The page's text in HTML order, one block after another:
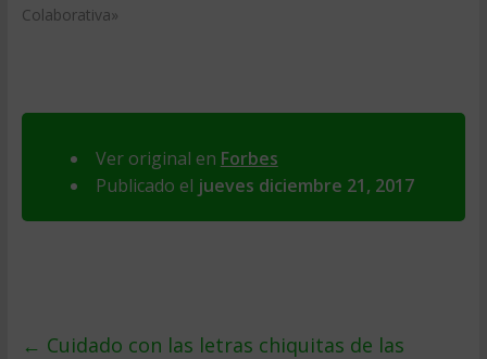
Colaborativa»
Ver original en Forbes
Publicado el jueves diciembre 21, 2017
← Cuidado con las letras chiquitas de las